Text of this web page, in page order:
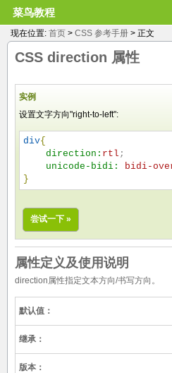
菜鸟教程
现在位置: 首页 > CSS 参考手册 > 正文
CSS direction 属性
实例
设置文字方向"right-to-left":
div{
direction: rtl ;
unicode-bidi:
bidi-
}
尝试一下 »
属性定义及使用说明
direction属性指定文本方向/书写方向。
默认值：
继承：
版本：